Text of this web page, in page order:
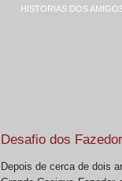
HISTORIAS DOS
Desafio dos
Depois de cerca de dois